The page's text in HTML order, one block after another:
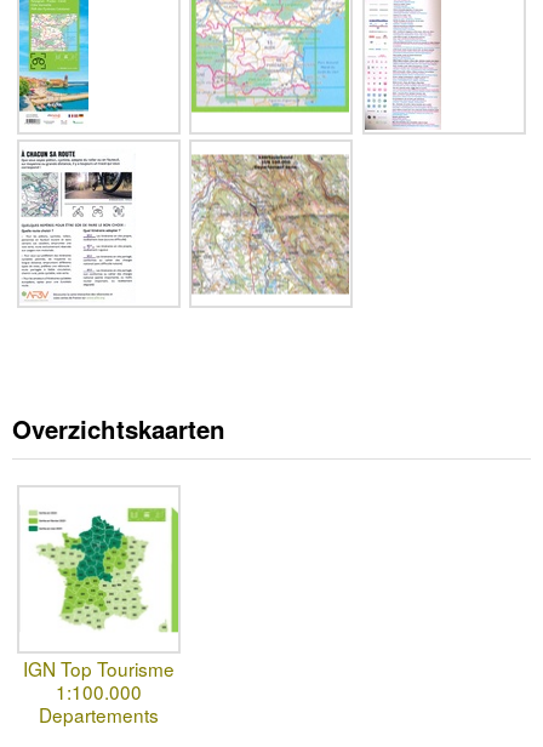
Overzichtskaarten
IGN Top Tourisme
1:100.000
Departements